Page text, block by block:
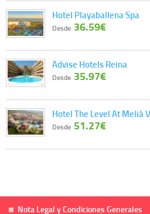
Hotel Playaballena Spa
Desde 36.59€
Advise Hotels Reina
Desde 35.97€
Hotel The Level At Meliá
Desde 51.27€
Nota Legal y Condiciones Generales